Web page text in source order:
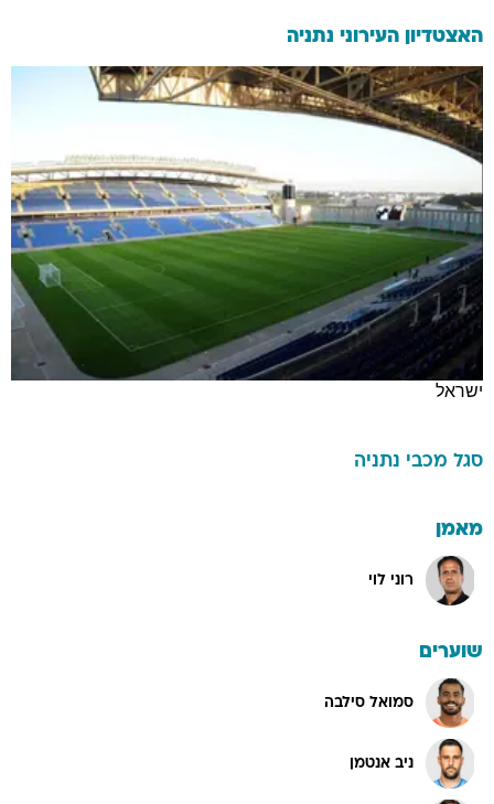
האצטדיון העירוני נתניה
ישראל
סגל מכבי נתניה
מאמן
רוני לוי
שוערים
סמואל סילבה
ניב אנטמן